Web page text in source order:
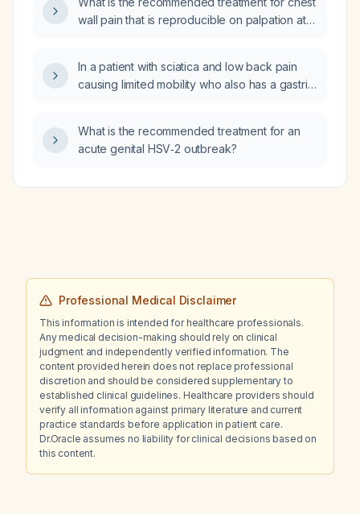
symptoms?
wall pain that is reproducible on palpation at
In a patient with sciatica and low back pain
causing limited mobility who also has a gastric
pursued?
What is the recommended treatment for an
acute genital HSV‑2 outbreak?
Professional Medical Disclaimer
This information is intended for healthcare professionals.
Any medical decision-making should rely on clinical
judgment and independently verified information. The
content provided herein does not replace professional
discretion and should be considered supplementary to
established clinical guidelines. Healthcare providers should
verify all information against primary literature and current
practice standards before application in patient care.
Dr.Oracle assumes no liability for clinical decisions based on
this content.